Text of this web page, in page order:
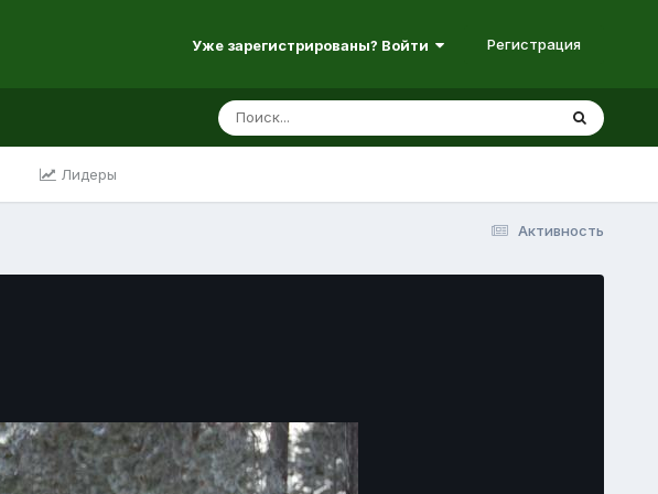
Уже зарегистрированы? Войти Регистрация
Лидеры
Активность